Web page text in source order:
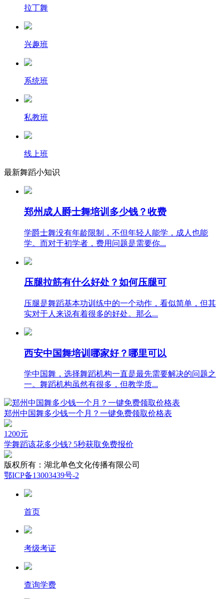
拉丁舞
兴趣班
系统班
私教班
线上班
最新舞蹈小知识
郑州成人爵士舞培训多少钱？收费
学爵士舞没有年龄限制，不但年轻人能学，成人也能
学。而对于初学者，费用问题是需要你...
压腿拉筋有什么好处？如何压腿可
压腿是舞蹈基本功训练中的一个动作，看似简单，但其
实对于人来说有着很多的好处。那么...
西安中国舞培训哪家好？哪里可以
学中国舞，选择舞蹈机构一直是最先需要解决的问题之
一。舞蹈机构虽然有很多，但教学质...
郑州中国舞多少钱一个月？一键免费领取价格表
1200元
学舞蹈该花多少钱? 5秒获取免费报价
版权所有： 湖北单色文化传播有限公司
鄂ICP备13003439号-2
首页
考级考证
查询学费